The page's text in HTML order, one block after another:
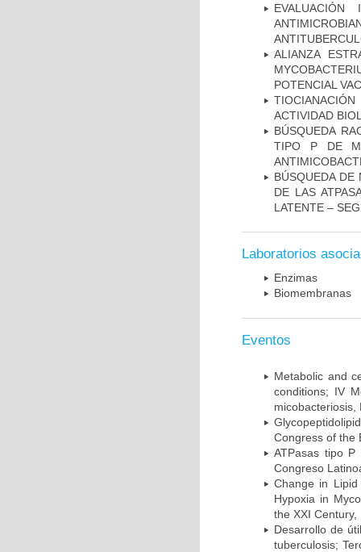
ALIANZA
POTENCIAL
ACTIVIDAD
BÚSQUEDA
TIPO P DE
BÚSQUEDA DE
DE LAS
LATENTE –
Laboratorios
Enzimas
Biomembranas
Eventos
Metabolic and
conditions; IV
micobacteriosis,
Congress of the
ATPasas tipo P
Congreso
Change in
Hypoxia in
the XXI
Desarrollo de
tuberculosis;